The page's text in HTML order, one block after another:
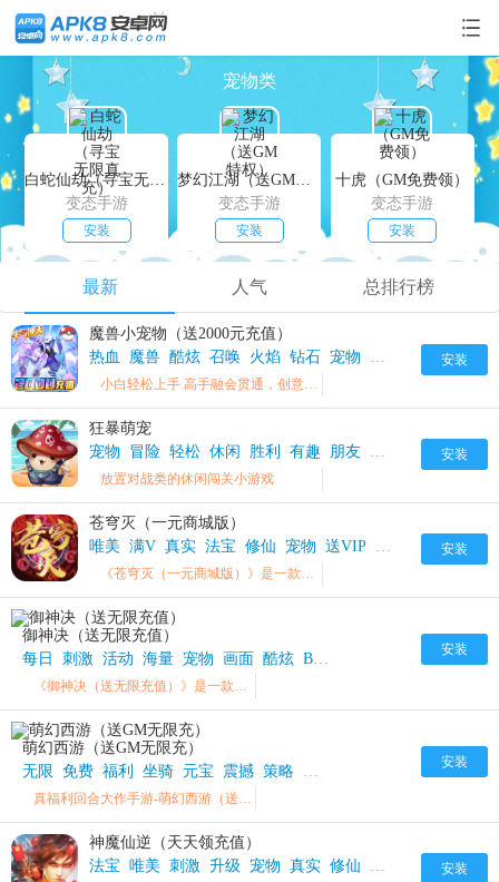
宠物类
白蛇仙劫（寻宝无限真充）
变态手游
安装
梦幻江湖（送GM特权）
变态手游
安装
十虎（GM免费领）
变态手游
安装
最新 人气 总排行榜
安装
魔兽小宠物（送2000元充值）
热血
魔兽 酷炫 召唤 火焰 钻石 宠物 回合制 轻松 魔
小白轻松上手 高手融会贯通，创意剧情关卡，超难智能怪物！更有酷炫宠物专属技能助你一臂之力!
安装
狂暴萌宠
宠物
冒险 轻松 休闲 胜利 有趣 朋友 帮助
放置对战类的休闲闯关小游戏
安装
苍穹灭（一元商城版）
唯美 满V 真实 法宝 修仙 宠物 送VIP 多人 刺激 苍穹
《苍穹灭（一元商城版）》是一款唯美真实的修仙世界主题游戏
安装
御神决（送无限充值）
每日
刺激 活动 海量 宠物 画面 酷炫 BOSS 钻石 御神
《御神决（送无限充值）》是一款以激爽战斗为核心的Q版3D炫战MMO手游。
安装
萌幻西游（送GM无限充）
无限 免费 福利 坐骑 元宝 震撼 策略 宠物 萌幻西游
真福利回合大作手游-萌幻西游（送GM无限充）震撼来袭！
安装
神魔仙逆（天天领充值）
法宝 唯美 刺激 升级 宠物 真实 修仙 多人 神魔